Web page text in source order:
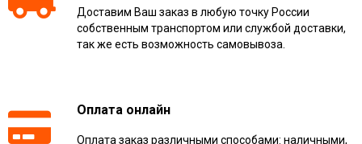
Доставим Ваш заказ в любую точку России
собственным транспортом или службой доставки,
так же есть возможность самовывоза.
Оплата онлайн
Оплата заказ различными способами: наличными,